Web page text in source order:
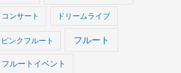
コンサート ドリームライブ
ピンクフルート フルート
フルートイベント